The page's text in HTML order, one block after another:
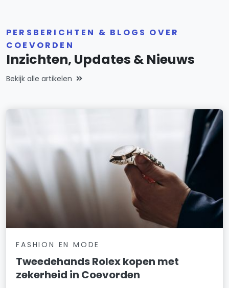
PERSBERICHTEN & BLOGS OVER
COEVORDEN
Inzichten, Updates & Nieuws
Bekijk alle artikelen
FASHION EN MODE
Tweedehands Rolex kopen met
zekerheid in Coevorden